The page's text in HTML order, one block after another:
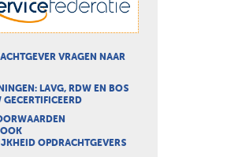
VRAGEN NAAR
LAVG, RDW EN BOS
GECERTIFICEERD
OOK
OPDRACHTGEVERS